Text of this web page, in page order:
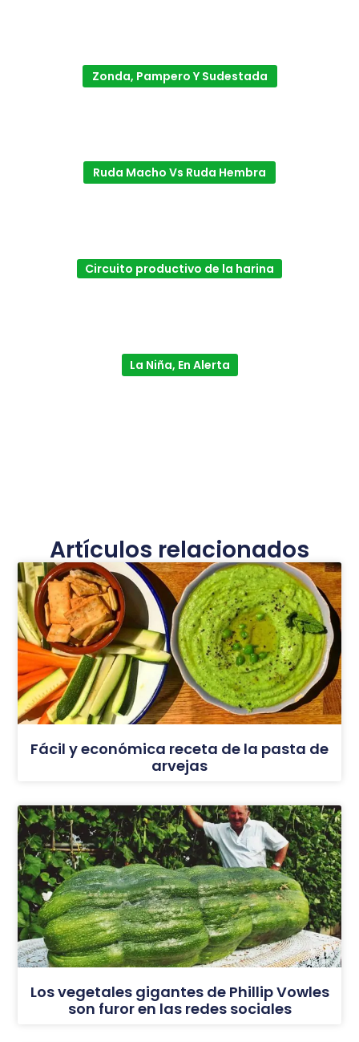
Zonda, Pampero Y Sudestada
Ruda Macho Vs Ruda Hembra
Circuito productivo de la harina
La Niña, En Alerta
Artículos relacionados
Fácil y económica receta de la pasta de
arvejas
Los vegetales gigantes de Phillip Vowles
son furor en las redes sociales